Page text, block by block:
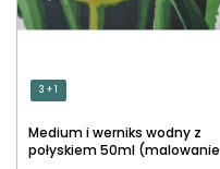
3 + 1
Medium i werniks wodny z
połyskiem 50ml (malowanie